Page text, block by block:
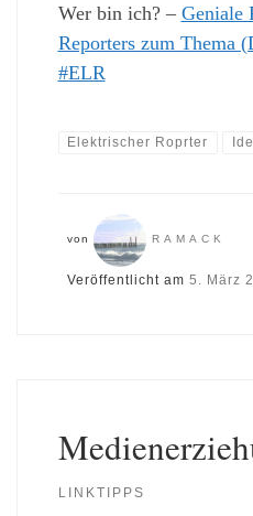
Wer bin ich? – Geniale
Reporters zum Thema
#ELR
Elektrischer Roprter
von RAMACK
Veröffentlicht am 5. März
LINKTIPPS